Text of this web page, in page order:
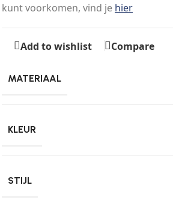
kunt voorkomen, vind je hier
Add to wishlist Compare
MATERIAAL
KLEUR
STIJL